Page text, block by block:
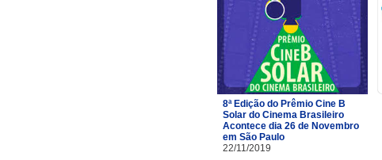
8ª Edição do Prêmio Cine B
Solar do Cinema Brasileiro
Acontece dia 26 de Novembro
em São Paulo
22/11/2019